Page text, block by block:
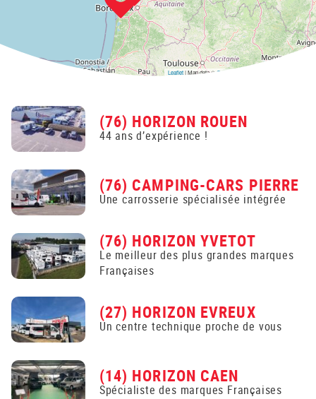
Leaflet| Map data © OpenStreetMap
(76) HORIZON ROUEN
44 ans d’expérience !
(76) CAMPING-CARS PIERRE
Une carrosserie spécialisée intégrée
(76) HORIZON YVETOT
Le meilleur des plus grandes marques
Françaises
(27) HORIZON EVREUX
Un centre technique proche de vous
(14) HORIZON CAEN
Spécialiste des marques Françaises